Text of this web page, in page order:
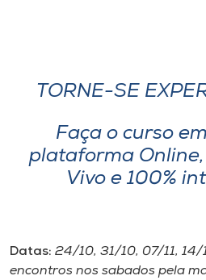
Museu
TORNE-SE
Faça o curso
plataforma
Vivo e 100%
Datas: 24/10, 31/10, 07/11, 14/
encontros nos sabados pela